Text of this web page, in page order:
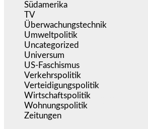
Südamerika
TV
Überwachungstechnik
Umweltpolitik
Uncategorized
Universum
US-Faschismus
Verkehrspolitik
Verteidigungspolitik
Wirtschaftspolitik
Wohnungspolitik
Zeitungen